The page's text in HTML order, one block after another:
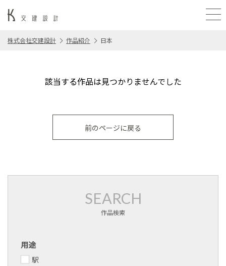
株式会社交建設計 作品紹介 日本
該当する作品は見つかりませんでした
前のページに戻る
SEARCH
作品検索
用途
駅